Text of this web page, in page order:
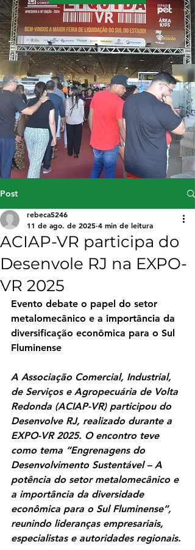
Post
ACIAP-VR participa do
Desenvole RJ na EXPO-
VR 2025
rebeca5246
11 de ago. de 2025 4 min de leitura
Evento debate o papel do setor
metalomecânico e a importância da
diversificação econômica para o Sul
Fluminense
A Associação Comercial, Industrial,
de Serviços e Agropecuária de Volta
Redonda (ACIAP-VR) participou do
Desenvolve RJ, realizado durante a
EXPO-VR 2025. O encontro teve
como tema “Engrenagens do
Desenvolvimento Sustentável – A
potência do setor metalomecânico e
a importância da diversidade
econômica para o Sul Fluminense”,
reunindo lideranças empresariais,
especialistas e autoridades regionais.